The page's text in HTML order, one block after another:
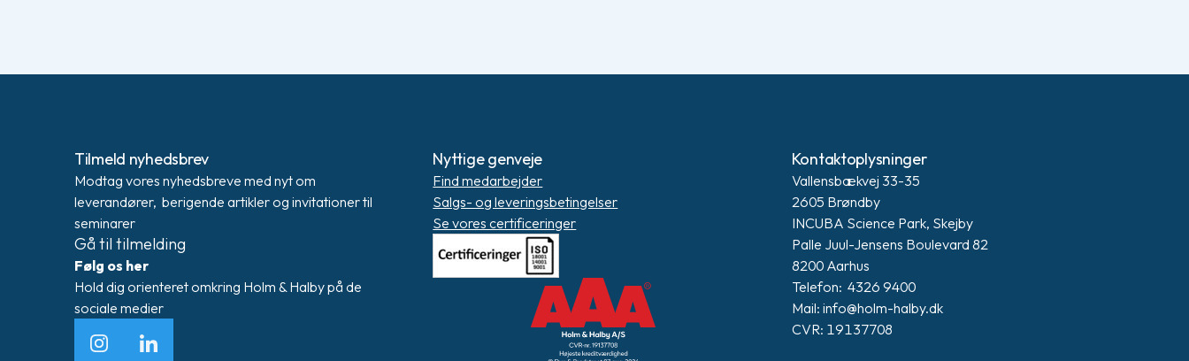
Tilmeld nyhedsbrev
Modtag vores nyhedsbreve med nyt om
leverandører, berigende artikler og invitationer til
seminarer
Gå til tilmelding
Følg os her
Hold dig orienteret omkring Holm & Halby på de
sociale medier
InstagramLinkedIn
Nyttige genveje
Find medarbejder
Salgs- og leveringsbetingelser
Se vores certificeringer
Kontaktoplysninger
Vallensbækvej 33-35
2605 Brøndby
INCUBA Science Park, Skejby
Palle Juul-Jensens Boulevard 82
8200 Aarhus
Telefon: 4326 9400
Mail: info@holm-halby.dk
CVR: 19137708